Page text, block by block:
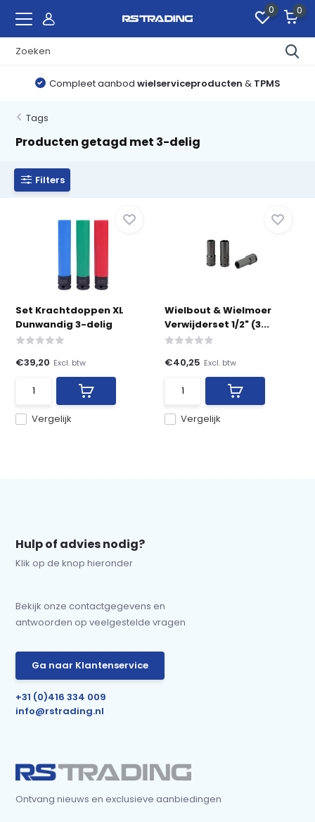
0 0
Compleet aanbod wielserviceproducten & TPMS
Tags
Producten getagd met 3-delig
Filters
Set Krachtdoppen XL
Dunwandig 3-delig
Vergelijk
€39,20 Excl. btw
Wielbout & Wielmoer
Verwijderset 1/2" (3...
Vergelijk
€40,25 Excl. btw
Hulp of advies nodig?
Klik op de knop hieronder
Bekijk onze contactgegevens en
antwoorden op veelgestelde vragen
Ga naar Klantenservice
+31 (0)416 334 009
info@rstrading.nl
Ontvang nieuws en exclusieve aanbiedingen